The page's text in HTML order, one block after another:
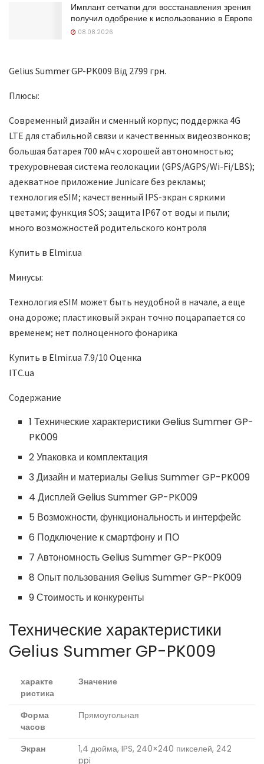
Имплант сетчатки для восстанавления зрения
получил одобрение к использованию в Европе
08.08.2026
Gelius Summer GP-PK009 Від 2799 грн.
Плюсы:
Современный дизайн и сменный корпус; поддержка 4G
LTE для стабильной связи и качественных видеозвонков;
большая батарея 700 мАч с хорошей автономностью;
трехуровневая система геолокации (GPS/AGPS/Wi-Fi/LBS);
адекватное приложение Junicare без рекламы;
технология eSIM; качественный IPS-экран с яркими
цветами; функция SOS; защита IP67 от воды и пыли;
много возможностей родительского контроля
Купить в Elmir.ua
Минусы:
Технология eSIM может быть неудобной в начале, а еще
она дороже; пластиковый экран точно поцарапается со
временем; нет полноценного фонарика
Купить в Elmir.ua 7.9/10 Оценка
ITC.ua
Содержание
1 Технические характеристики Gelius Summer GP-
PK009
2 Упаковка и комплектация
3 Дизайн и материалы Gelius Summer GP-PK009
4 Дисплей Gelius Summer GP-PK009
5 Возможности, функциональность и интерфейс
6 Подключение к смартфону и ПО
7 Автономность Gelius Summer GP-PK009
8 Опыт пользования Gelius Summer GP-PK009
9 Стоимость и конкуренты
Технические характеристики
Gelius Summer GP-PK009
характе
ристика
Значение
Форма
часов
Прямоугольная
Экран
1,4 дюйма, IPS, 240×240 пикселей, 242
ppi